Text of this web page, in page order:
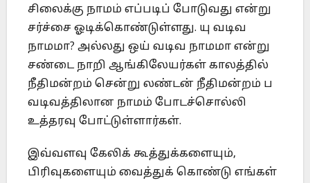
சிலைக்கு நாமம் எப்படிப் போடுவது என்று
சர்ச்சை ஓடிக்கொண்டுள்ளது. யு வடிவ
நாமமா? அல்லது ஒய் வடிவ நாமமா என்று
சண்டை நாறி ஆங்கிலேயர்கள் காலத்தில்
நீதிமன்றம் சென்று லண்டன் நீதிமன்றம் ப
வடிவத்திலான நாமம் போடச்சொல்லி
உத்தரவு போட்டுள்ளார்கள்.
இவ்வளவு கேலிக் கூத்துக்களையும்,
பிரிவுகளையும் வைத்துக் கொண்டு எங்கள்